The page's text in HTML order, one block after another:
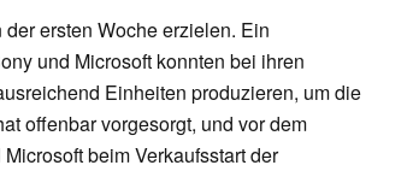
ersten Woche erzielen. Ein
und Microsoft konnten bei ihren
Einheiten produzieren, um die
offenbar vorgesorgt, und vor dem
beim Verkaufsstart der